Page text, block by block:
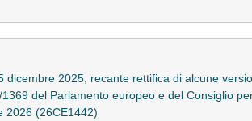
2025, recante rettifica di alcune
del Parlamento europeo e del Consiglio
2026 (26CE1442)